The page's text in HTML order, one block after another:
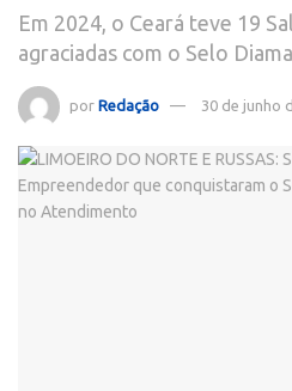
Em 2024, o Ceará teve 19
agraciadas com o Selo
por Redação 30 de junho